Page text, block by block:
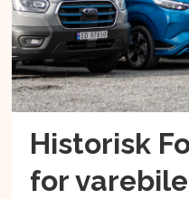
Historisk
for